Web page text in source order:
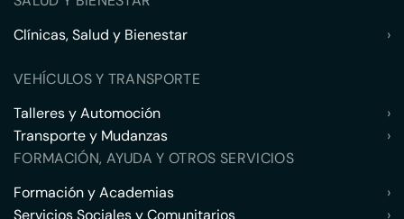
Clínicas, Salud y Bienestar
›
VEHÍCULOS Y TRANSPORTE
Talleres y Automoción
›
Transporte y Mudanzas
›
FORMACIÓN, AYUDA Y OTROS SERVICIOS
Formación y Academias
›
Servicios Sociales y Comunitarios
›